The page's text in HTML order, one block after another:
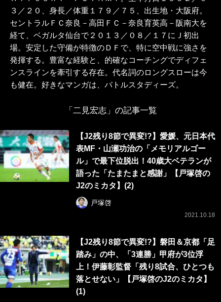
３／２０、身長／体重１７９／７５、出生地・大阪府。
セントラルＦＣ奈良－高田ＦＣ－奈良育英高－阪南大を
経て、ベガルタ仙台で２０１３／０８／１７にＪ初出
場。安定した守備が特徴のＤＦで、特に空中戦に強さを
発揮する。豊富な経験と、的確なコーチングでディフェ
ンスラインを牽引する存在。代名詞のロングスローは今
も健在。好きなマンガは、バトルスタディーズ。
「二見宏志」の記事一覧
【J2残り8節で異変!?】愛媛、元日本代
表MF・山瀬功治の「メモリアルゴー
ル」で最下位脱出！40歳大ベテランが
語った「たまたまと感謝」【戸塚啓の
J2のミカタ】(2)
戸塚啓
2021.10.18
【J2残り8節で異変!?】磐田＆京都「足
踏み」の中、「3連勝」甲府が3位浮
上！伊藤彰監督「残り8試合、ひとつも
落とせない」【戸塚啓のJ2のミカタ】
(1)